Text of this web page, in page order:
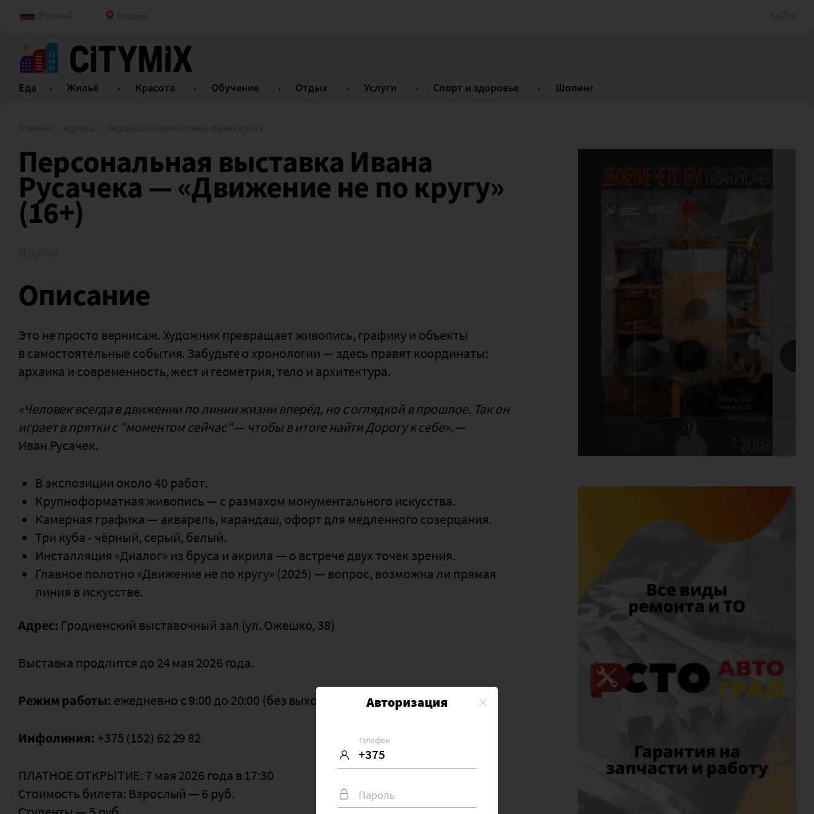
Еда Жильё Красота Обучение Отдых Услуги Спорт и здоровье Шопинг
Персональная выставка Ивана
Русачека — «Движение не по кругу»
(16+)
Описание
Это не просто вернисаж. Художник превращает живопись, графику и объекты
в самостоятельные события. Забудьте о хронологии — здесь правят координаты:
архаика и современность, жест и геометрия, тело и архитектура.
«Человек всегда в движении по линии жизни вперёд, но с оглядкой в прошлое. Так он
играет в прятки с "моментом сейчас" — чтобы в итоге найти Дорогу к себе». —
Иван Русачек.
В экспозиции около 40 работ.
Крупноформатная живопись — с размахом монументального искусства.
Камерная графика — акварель, карандаш, офорт для медленного созерцания.
Три куба - чёрный, серый, белый.
Инсталляция «Диалог» из бруса и акрила — о встрече двух точек зрения.
Главное полотно «Движение не по кругу» (2025) — вопрос, возможна ли прямая
линия в искусстве.
Адрес: Гродненский выставочный зал (ул. Ожешко, 38)
Выставка продлится до 24 мая 2026 года.
Режим работы: ежедневно с 9:00 до 20:00 (без выходных)
Инфолиния: +375 (152) 62 29 82
ПЛАТНОЕ ОТКРЫТИЕ: 7 мая 2026 года в 17:30
Стоимость билета: Взрослый — 6 руб.
Авторизация
Телефон
Пароль